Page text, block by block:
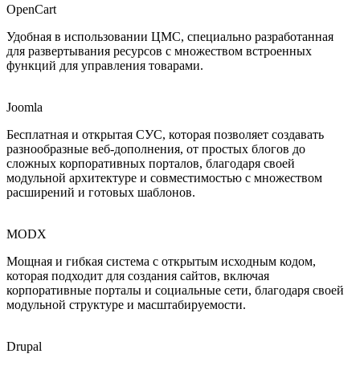
OpenCart
Удобная в использовании ЦМС, специально разработанная
для развертывания ресурсов с множеством встроенных
функций для управления товарами.
Joomla
Бесплатная и открытая СУС, которая позволяет создавать
разнообразные веб-дополнения, от простых блогов до
сложных корпоративных порталов, благодаря своей
модульной архитектуре и совместимостью с множеством
расширений и готовых шаблонов.
MODX
Мощная и гибкая система с открытым исходным кодом,
которая подходит для создания сайтов, включая
корпоративные порталы и социальные сети, благодаря своей
модульной структуре и масштабируемости.
Drupal